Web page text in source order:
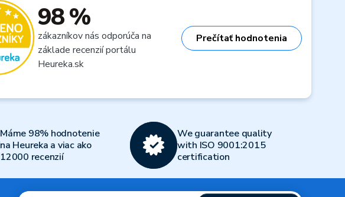
98 %
zákazníkov nás odporúča na
základe recenzií portálu
Heureka.sk
Prečítať hodnotenia
Máme 98% hodnotenie
na Heureka a viac ako
12000 recenzií
We guarantee quality
with ISO 9001:2015
certification